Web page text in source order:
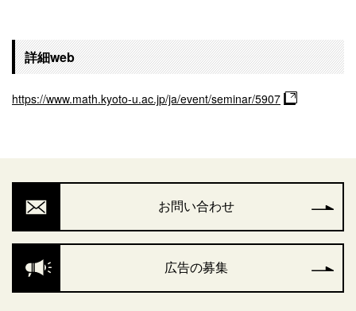
詳細web
https://www.math.kyoto-u.ac.jp/ja/event/seminar/5907
お問い合わせ
広告の募集